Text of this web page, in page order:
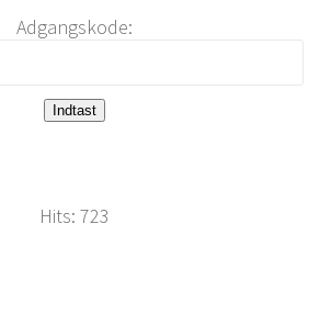
Adgangskode:
Hits: 723